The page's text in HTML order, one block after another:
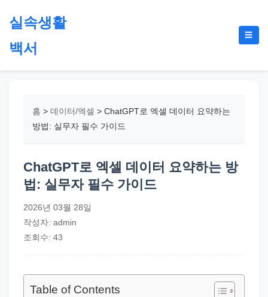
실속생활
백서
절
메
뉴
☰
홈 > 데이터/엑셀 > ChatGPT로 엑셀 데이터 요약하는
방법: 실무자 필수 가이드
ChatGPT로 엑셀 데이터 요약하는 방
법: 실무자 필수 가이드
2026년 03월 28일
작성자: admin
조회수: 43
Table of Contents